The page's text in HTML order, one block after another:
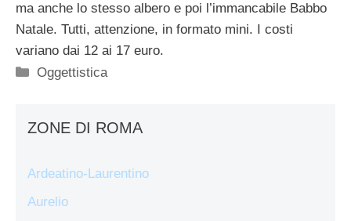
ma anche lo stesso albero e poi l’immancabile Babbo
Natale. Tutti, attenzione, in formato mini. I costi
variano dai 12 ai 17 euro.
Categorie
Oggettistica
ZONE DI ROMA
Ardeatino-Laurentino
Aurelio